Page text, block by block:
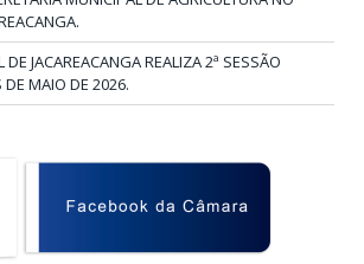
JACAREACANGA REALIZA 2ª SESSÃO
MAIO DE 2026.